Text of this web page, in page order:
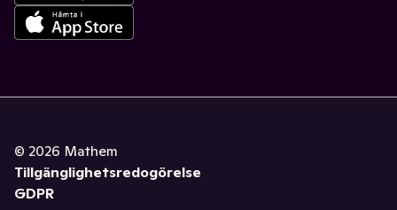
© 2026 Mathem
Tillgänglighetsredogörelse
GDPR